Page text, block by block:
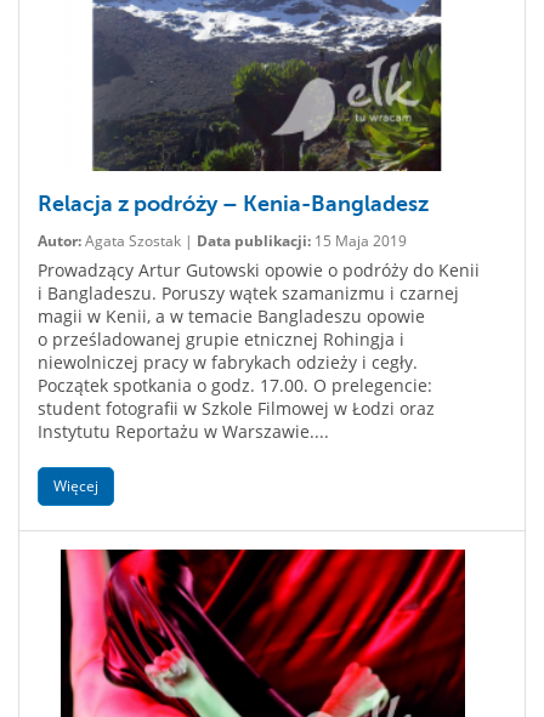
Relacja z podróży – Kenia-Bangladesz
Autor:Agata Szostak | Data publikacji: 15 Maja 2019
Prowadzący Artur Gutowski opowie o podróży do Kenii
i Bangladeszu. Poruszy wątek szamanizmu i czarnej
magii w Kenii, a w temacie Bangladeszu opowie
o prześladowanej grupie etnicznej Rohingja i
niewolniczej pracy w fabrykach odzieży i cegły.
Początek spotkania o godz. 17.00. O prelegencie:
student fotografii w Szkole Filmowej w Łodzi oraz
Instytutu Reportażu w Warszawie....
Więcej